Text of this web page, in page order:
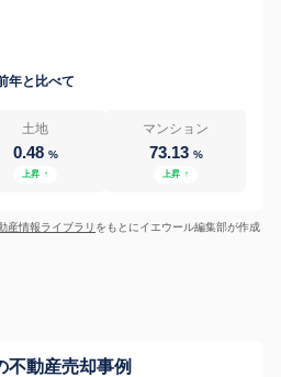
年と比べて
土地
0.48 %
上昇 ↑
マンション
73.13 %
上昇 ↑
産情報ライブラリ をもとにイエウール編集部が作成
不動産売却事例